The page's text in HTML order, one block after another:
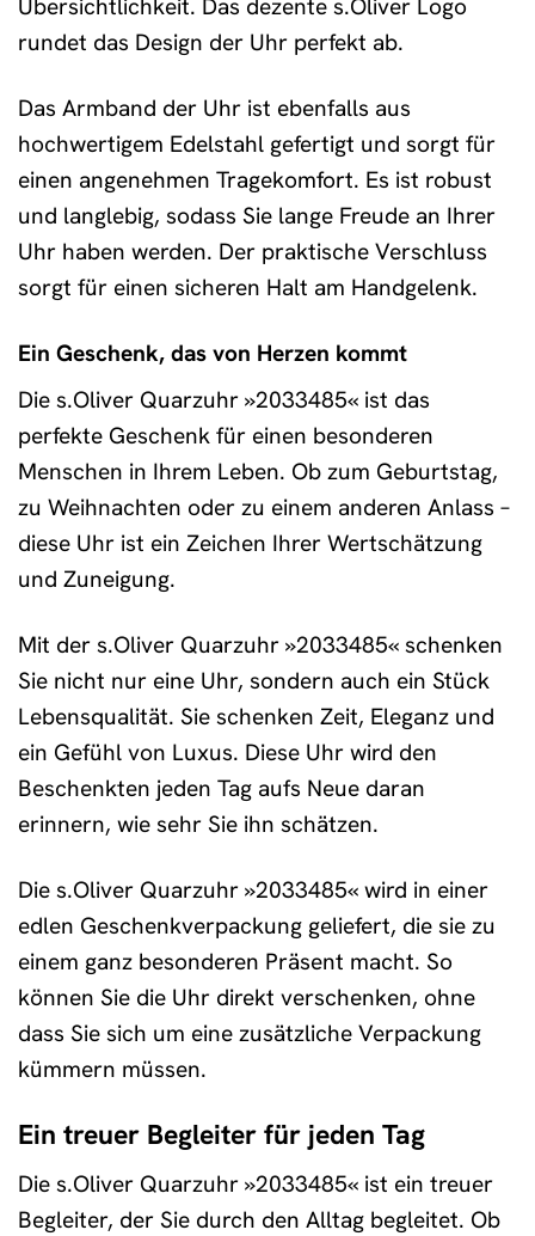
Übersichtlichkeit. Das dezente s.Oliver Logo
rundet das Design der Uhr perfekt ab.
Das Armband der Uhr ist ebenfalls aus
hochwertigem Edelstahl gefertigt und sorgt für
einen angenehmen Tragekomfort. Es ist robust
und langlebig, sodass Sie lange Freude an Ihrer
Uhr haben werden. Der praktische Verschluss
sorgt für einen sicheren Halt am Handgelenk.
Ein Geschenk, das von Herzen kommt
Die s.Oliver Quarzuhr »2033485« ist das
perfekte Geschenk für einen besonderen
Menschen in Ihrem Leben. Ob zum Geburtstag,
zu Weihnachten oder zu einem anderen Anlass –
diese Uhr ist ein Zeichen Ihrer Wertschätzung
und Zuneigung.
Mit der s.Oliver Quarzuhr »2033485« schenken
Sie nicht nur eine Uhr, sondern auch ein Stück
Lebensqualität. Sie schenken Zeit, Eleganz und
ein Gefühl von Luxus. Diese Uhr wird den
Beschenkten jeden Tag aufs Neue daran
erinnern, wie sehr Sie ihn schätzen.
Die s.Oliver Quarzuhr »2033485« wird in einer
edlen Geschenkverpackung geliefert, die sie zu
einem ganz besonderen Präsent macht. So
können Sie die Uhr direkt verschenken, ohne
dass Sie sich um eine zusätzliche Verpackung
kümmern müssen.
Ein treuer Begleiter für jeden Tag
Die s.Oliver Quarzuhr »2033485« ist ein treuer
Begleiter, der Sie durch den Alltag begleitet. Ob